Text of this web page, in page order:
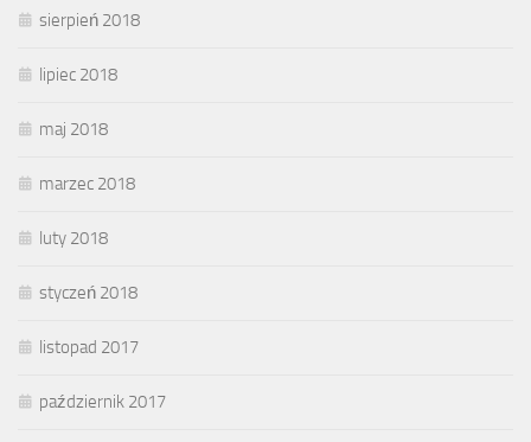
sierpień 2018
lipiec 2018
maj 2018
marzec 2018
luty 2018
styczeń 2018
listopad 2017
październik 2017